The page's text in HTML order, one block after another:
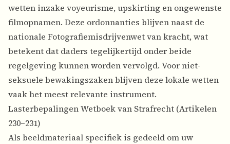
wetten inzake voyeurisme, upskirting en ongewenste
filmopnamen. Deze ordonnanties blijven naast de
nationale Fotografiemisdrijvenwet van kracht, wat
betekent dat daders tegelijkertijd onder beide
regelgeving kunnen worden vervolgd. Voor niet-
seksuele bewakingszaken blijven deze lokale wetten
vaak het meest relevante instrument.
Lasterbepalingen Wetboek van Strafrecht (Artikelen
230–231)
Als beeldmateriaal specifiek is gedeeld om uw